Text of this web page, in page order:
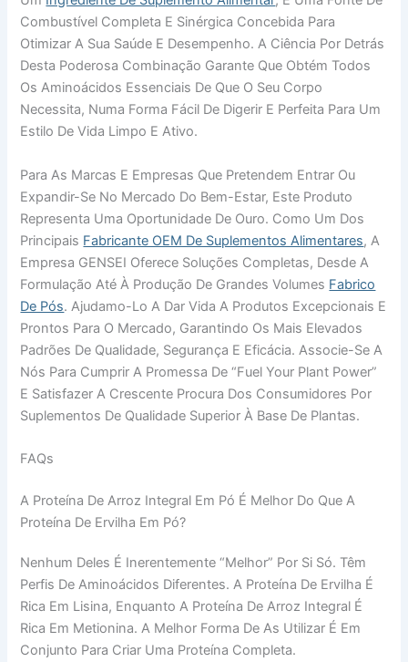
Combustível Completa E Sinérgica Concebida Para
Otimizar A Sua Saúde E Desempenho. A Ciência Por Detrás
Desta Poderosa Combinação Garante Que Obtém Todos
Os Aminoácidos Essenciais De Que O Seu Corpo
Necessita, Numa Forma Fácil De Digerir E Perfeita Para Um
Estilo De Vida Limpo E Ativo.
Para As Marcas E Empresas Que Pretendem Entrar Ou
Expandir-Se No Mercado Do Bem-Estar, Este Produto
Representa Uma Oportunidade De Ouro. Como Um Dos
Principais Fabricante OEM De Suplementos Alimentares, A
Empresa GENSEI Oferece Soluções Completas, Desde A
Formulação Até À Produção De Grandes Volumes Fabrico
De Pós. Ajudamo-Lo A Dar Vida A Produtos Excepcionais E
Prontos Para O Mercado, Garantindo Os Mais Elevados
Padrões De Qualidade, Segurança E Eficácia. Associe-Se A
Nós Para Cumprir A Promessa De “Fuel Your Plant Power”
E Satisfazer A Crescente Procura Dos Consumidores Por
Suplementos De Qualidade Superior À Base De Plantas.
FAQs
A Proteína De Arroz Integral Em Pó É Melhor Do Que A
Proteína De Ervilha Em Pó?
Nenhum Deles É Inerentemente “melhor” Por Si Só. Têm
Perfis De Aminoácidos Diferentes. A Proteína De Ervilha É
Rica Em Lisina, Enquanto A Proteína De Arroz Integral É
Rica Em Metionina. A Melhor Forma De As Utilizar É Em
Conjunto Para Criar Uma Proteína Completa.